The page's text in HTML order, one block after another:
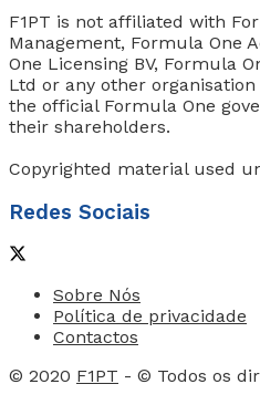
F1PT is not affiliated with
Management, Formula One
One Licensing BV, Formula
Ltd or any other
the official Formula One
their shareholders.
Copyrighted material used
Redes Sociais
Sobre Nós
Política de privacidade
Contactos
© 2020 F1PT - © Todos os